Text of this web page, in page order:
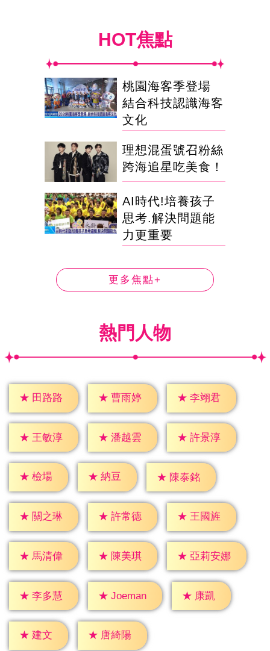
HOT焦點
桃園海客季登場
結合科技認識海客
文化
理想混蛋號召粉絲
跨海追星吃美食！
AI時代!培養孩子
思考.解決問題能
力更重要
更多焦點+
熱門人物
★ 田路路 ★ 曹雨婷 ★ 李翊君
★ 王敏淳 ★ 潘越雲 ★ 許景淳
★ 檢場 ★ 納豆 ★ 陳泰銘
★ 關之琳 ★ 許常德 ★ 王國旌
★ 馬清偉 ★ 陳美琪 ★ 亞莉安娜
★ 李多慧 ★ Joeman ★ 康凱
★ 建文 ★ 唐綺陽